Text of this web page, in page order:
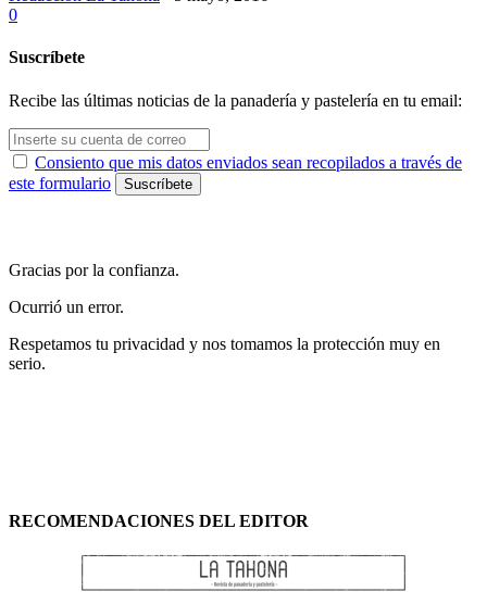
0
Suscríbete
Recibe las últimas noticias de la panadería y pastelería en tu email:
Consiento que mis datos enviados sean recopilados a través de
este formulario
Gracias por la confianza.
Ocurrió un error.
Respetamos tu privacidad y nos tomamos la protección muy en
serio.
RECOMENDACIONES DEL EDITOR